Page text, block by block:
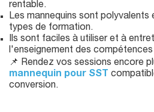
rentable.
Les mannequins sont
types de formation.
Ils sont faciles à utiliser et à
l'enseignement des
📌 Rendez vos sessions encore
mannequin pour SST
conversion.